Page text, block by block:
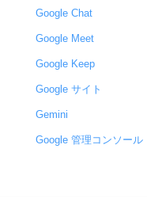
Google Chat
Google Meet
Google Keep
Google サイト
Gemini
Google 管理コンソール